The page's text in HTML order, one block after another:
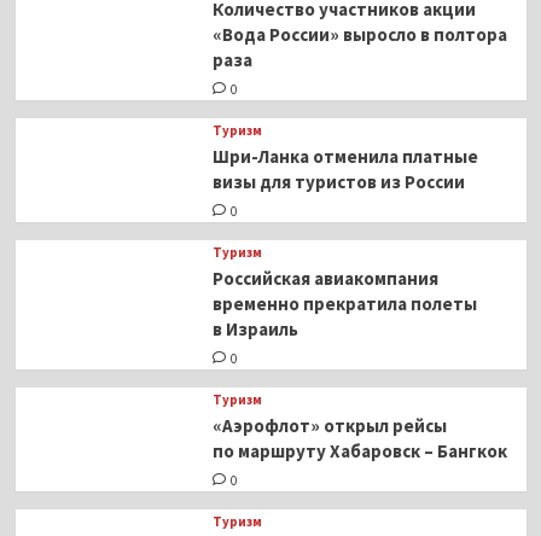
Количество участников акции
«Вода России» выросло в полтора
раза
0
Туризм
Шри-Ланка отменила платные
визы для туристов из России
0
Туризм
Российская авиакомпания
временно прекратила полеты
в Израиль
0
Туризм
«Аэрофлот» открыл рейсы
по маршруту Хабаровск – Бангкок
0
Туризм